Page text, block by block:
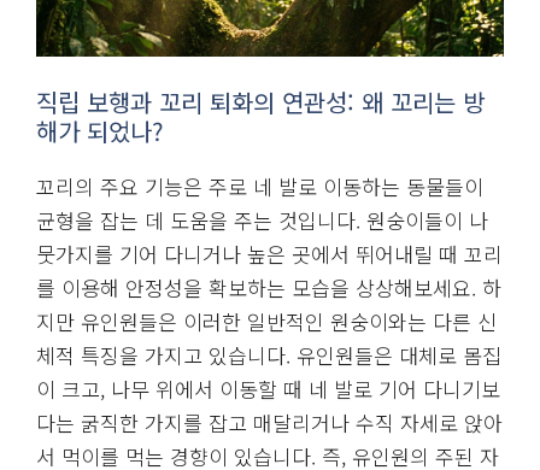
직립 보행과 꼬리 퇴화의 연관성: 왜 꼬리는 방
해가 되었나?
꼬리의 주요 기능은 주로 네 발로 이동하는 동물들이
균형을 잡는 데 도움을 주는 것입니다. 원숭이들이 나
뭇가지를 기어 다니거나 높은 곳에서 뛰어내릴 때 꼬리
를 이용해 안정성을 확보하는 모습을 상상해보세요. 하
지만 유인원들은 이러한 일반적인 원숭이와는 다른 신
체적 특징을 가지고 있습니다. 유인원들은 대체로 몸집
이 크고, 나무 위에서 이동할 때 네 발로 기어 다니기보
다는 굵직한 가지를 잡고 매달리거나 수직 자세로 앉아
서 먹이를 먹는 경향이 있습니다. 즉, 유인원의 주된 자